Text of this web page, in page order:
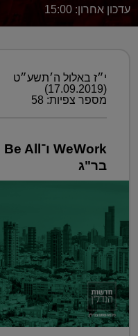
עדכון אחרון: 15:00
י״ז באלול ה׳תשע״ט
(17.09.2019)
מספר צפיות: 58
בר"ג